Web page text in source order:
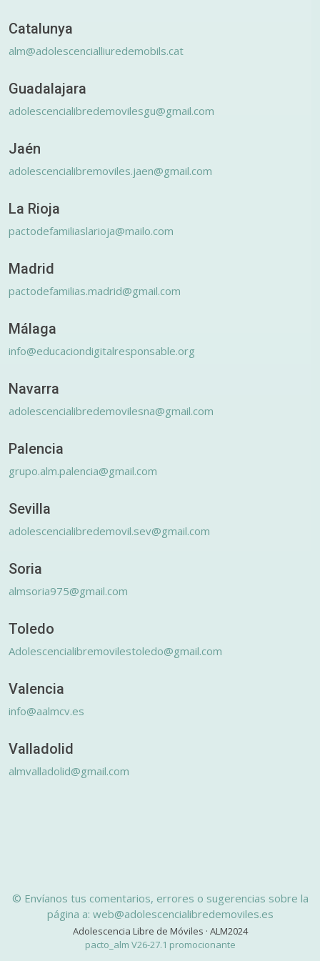
Catalunya
alm@adolescencialliuredemobils.cat
Guadalajara
adolescencialibredemovilesgu@gmail.com
Jaén
adolescencialibremoviles.jaen@gmail.com
La Rioja
pactodefamiliaslarioja@mailo.com
Madrid
pactodefamilias.madrid@gmail.com
Málaga
info@educaciondigitalresponsable.org
Navarra
adolescencialibredemovilesna@gmail.com
Palencia
grupo.alm.palencia@gmail.com
Sevilla
adolescencialibredemovil.sev@gmail.com
Soria
almsoria975@gmail.com
Toledo
Adolescencialibremovilestoledo@gmail.com
Valencia
info@aalmcv.es
Valladolid
almvalladolid@gmail.com
© Envíanos tus comentarios, errores o sugerencias sobre la
página a: web@adolescencialibredemoviles.es
Adolescencia Libre de Móviles · ALM2024
pacto_alm V26-27.1 promocionante